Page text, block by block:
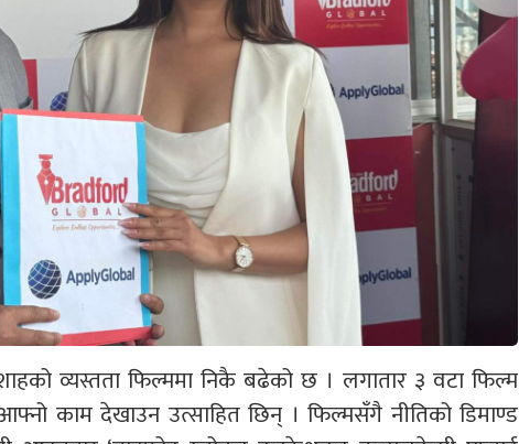
व्यस्तता फिल्ममा निकै बढेको छ । लगातार ३ वटा फिल्म
काम देखाउन उत्साहित छिन् । फिल्मसँगै नीतिको डिमाण्ड